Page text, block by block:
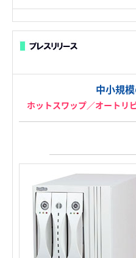
中小規
ホットスワップ／オートリ